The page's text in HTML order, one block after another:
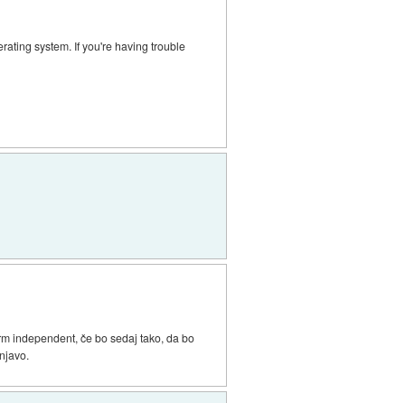
system. If you're having trouble
independent, če bo sedaj tako, da bo